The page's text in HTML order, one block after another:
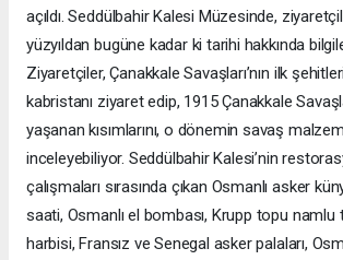
açıldı. Seddülbahir Kalesi Müzesinde,
yüzyıldan bugüne kadar ki tarihi hakkında
Ziyaretçiler, Çanakkale Savaşları’nın ilk
kabristanı ziyaret edip, 1915 Çanakkale
yaşanan kısımlarını, o dönemin savaş
inceleyebiliyor. Seddülbahir Kalesi’nin
çalışmaları sırasında çıkan Osmanlı asker
saati, Osmanlı el bombası, Krupp topu
harbisi, Fransız ve Senegal asker palaları,